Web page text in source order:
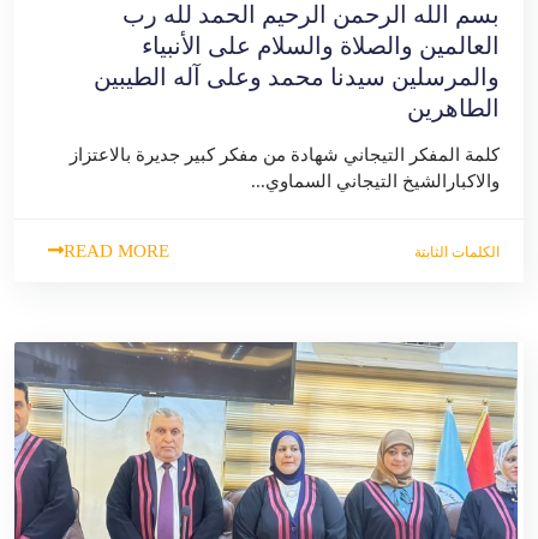
بسم الله الرحمن الرحيم الحمد لله رب
العالمين والصلاة والسلام على الأنبياء
والمرسلين سيدنا محمد وعلى آله الطيبين
الطاهرين
كلمة المفكر التيجاني شهادة من مفكر كبير جديرة بالاعتزاز
والاكبارالشيخ التيجاني السماوي...
الكلمات الثابتة READ MORE